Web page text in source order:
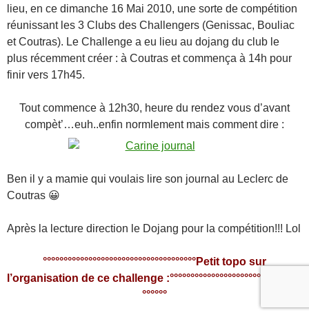
lieu, en ce dimanche 16 Mai 2010, une sorte de compétition
réunissant les 3 Clubs des Challengers (Genissac, Bouliac
et Coutras). Le Challenge a eu lieu au dojang du club le
plus récemment créer : à Coutras et commença à 14h pour
finir vers 17h45.
Tout commence à 12h30, heure du rendez vous d’avant
compèt’…euh..enfin normlement mais comment dire :
Ben il y a mamie qui voulais lire son journal au Leclerc de
Coutras 😀
Après la lecture direction le Dojang pour la compétition!!! Lol
°°°°°°°°°°°°°°°°°°°°°°°°°°°°°°°°°°°°°Petit topo sur
l’organisation de ce challenge :°°°°°°°°°°°°°°°°°°°°°°°°°°°°°°°°
°°°°°°